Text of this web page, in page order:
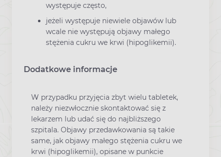
występuje często,
jeżeli występuje niewiele objawów lub
wcale nie występują objawy małego
stężenia cukru we krwi (hipoglikemii).
Dodatkowe informacje
W przypadku przyjęcia zbyt wielu tabletek,
należy niezwłocznie skontaktować się z
lekarzem lub udać się do najbliższego
szpitala. Objawy przedawkowania są takie
same, jak objawy małego stężenia cukru we
krwi (hipoglikemii), opisane w punkcie